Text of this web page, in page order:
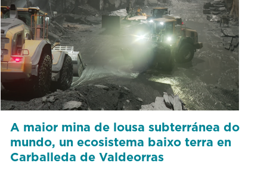
A maior mina de lousa subterránea do
mundo, un ecosistema baixo terra en
Carballeda de Valdeorras